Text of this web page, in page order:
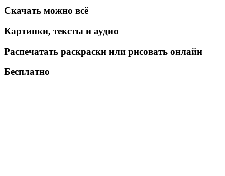
Скачать можно всё
Картинки, тексты и аудио
Распечатать раскраски или рисовать онлайн
Бесплатно